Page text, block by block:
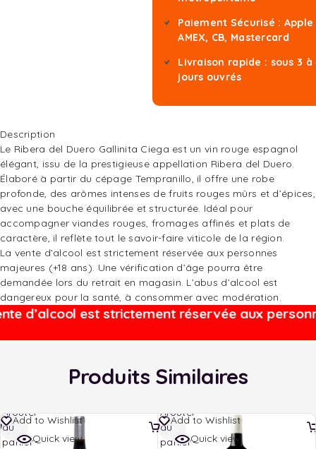
Paiement Sécurisé : Apple
AMEX, CB, Mastercard
Livraison rapide : sous 3 à
jours ouvrés
Description
Le Ribera del Duero Gallinita Ciega est un vin rouge espagnol
élégant, issu de la prestigieuse appellation Ribera del Duero.
Élaboré à partir du cépage Tempranillo, il offre une robe
profonde, des arômes intenses de fruits rouges mûrs et d’épices,
avec une bouche équilibrée et structurée. Idéal pour
accompagner viandes rouges, fromages affinés et plats de
caractère, il reflète tout le savoir-faire viticole de la région.
La vente d’alcool est strictement réservée aux personnes
majeures (+18 ans). Une vérification d’âge pourra être
demandée lors du retrait en magasin. L’abus d’alcool est
dangereux pour la santé, à consommer avec modération.
est strictement réservée aux personnes
Produits Similaires
Add to Wishlist
Quick view
Ajouter
au
panier
Add to Wishlist
Quick view
Ajouter
au
panier